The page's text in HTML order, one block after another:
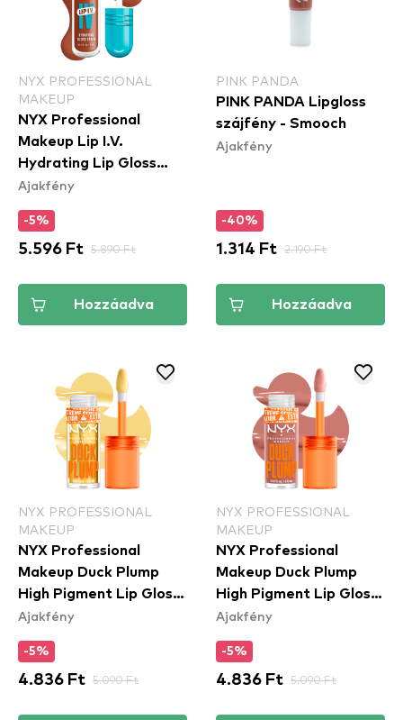
NYX PROFESSIONAL
MAKEUP
NYX Professional
Makeup Lip I.V.
Hydrating Lip Gloss
Stain - 01 Caramel Drip
Ajakfény
-5%
5.596 Ft 5.890 Ft
Hozzáadva
PINK PANDA
PINK PANDA Lipgloss
szájfény - Smooch
Ajakfény
-40%
1.314 Ft 2.190 Ft
Hozzáadva
NYX PROFESSIONAL
MAKEUP
NYX Professional
Makeup Duck Plump
High Pigment Lip Gloss
- Clearly Spicy
Ajakfény
-5%
4.836 Ft 5.090 Ft
NYX PROFESSIONAL
MAKEUP
NYX Professional
Makeup Duck Plump
High Pigment Lip Gloss
- Banging Bare
Ajakfény
-5%
4.836 Ft 5.090 Ft